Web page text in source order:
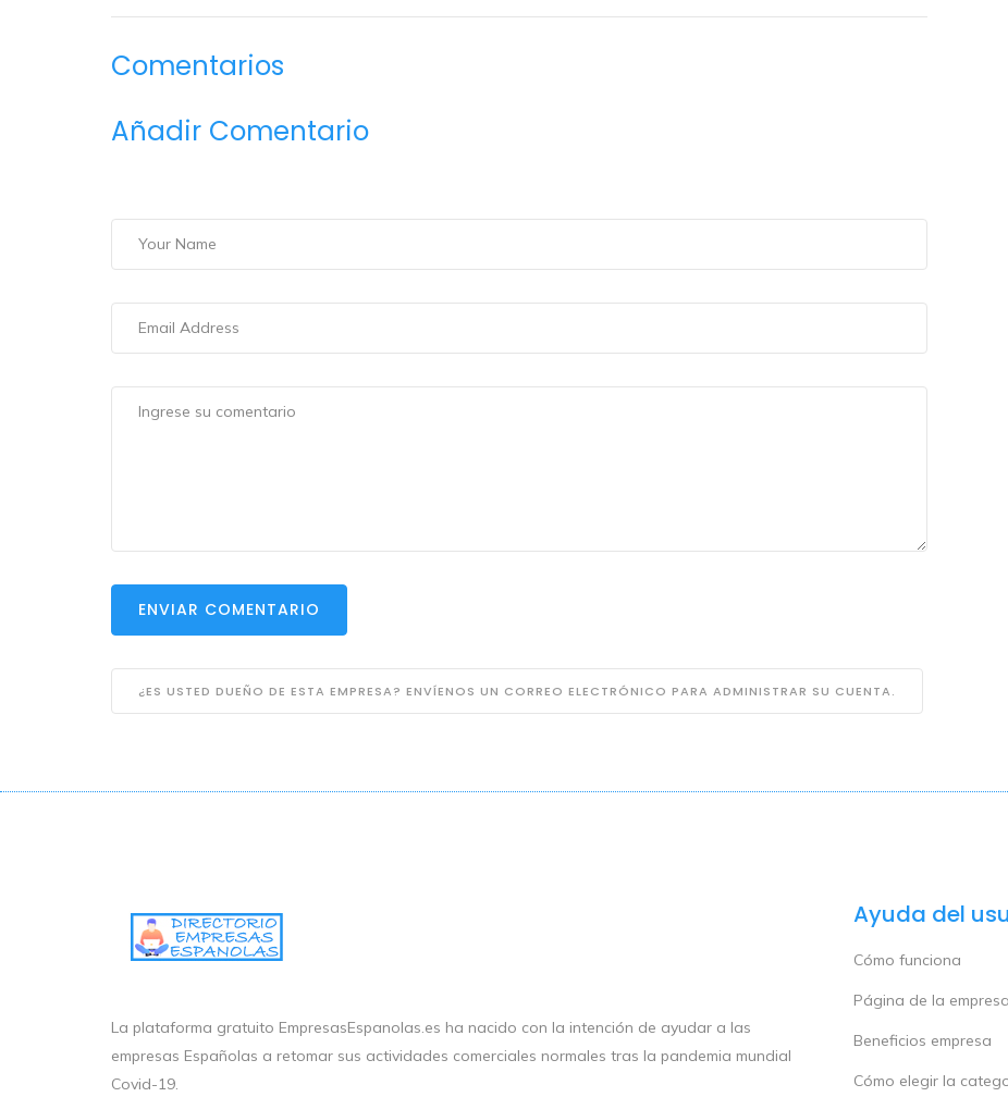
Comentarios
Añadir Comentario
ENVIAR COMENTARIO
¿ES USTED DUEÑO DE ESTA EMPRESA? ENVÍENOS UN CORREO ELECTRÓNICO PARA ADMINISTRAR SU CUENTA.
La plataforma gratuito EmpresasEspanolas.es ha nacido con la intención de ayudar a las
empresas Españolas a retomar sus actividades comerciales normales tras la pandemia mundial
Covid-19.
Ayuda del
Cómo funciona
Página de la empresa
Beneficios empresa
Cómo elegir la